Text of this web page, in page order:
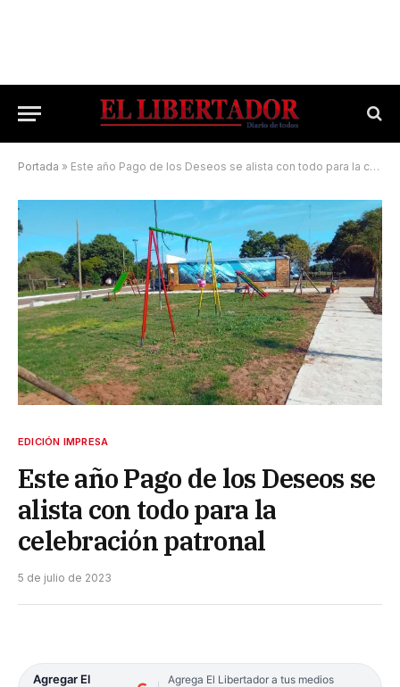
Portada » Este año Pago de los Deseos se alista con todo para la celebración patronal
EDICIÓN IMPRESA
Este año Pago de los Deseos se
alista con todo para la
celebración patronal
5 de julio de 2023
Agregar El
Agrega El Libertador a tus medios